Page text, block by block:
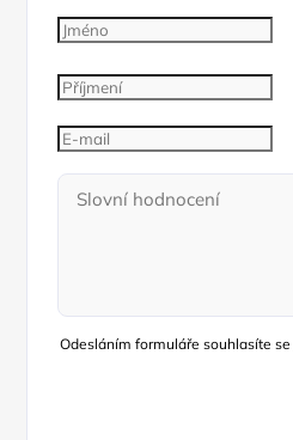
Odesláním formuláře souhlasíte se